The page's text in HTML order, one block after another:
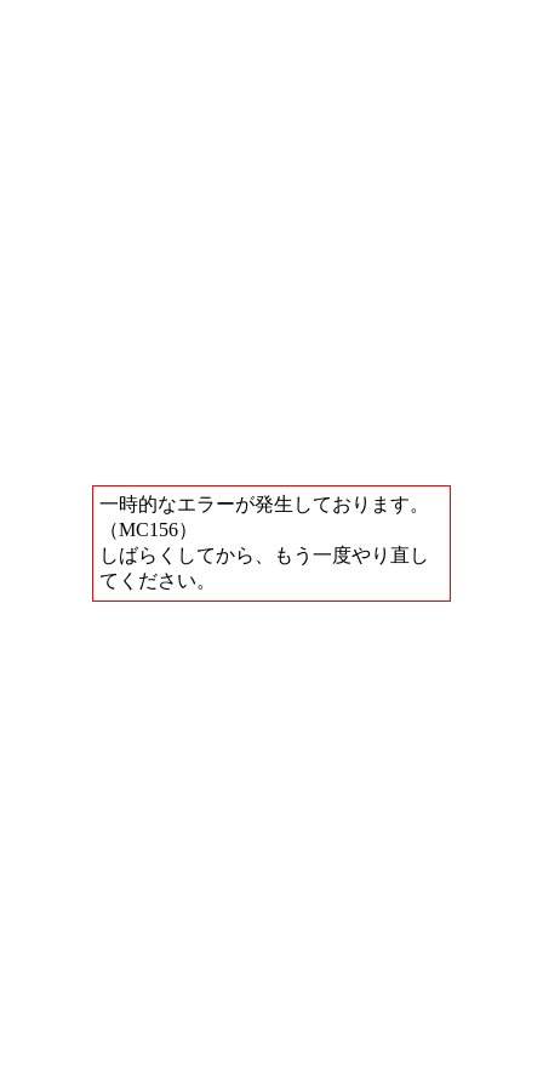
一時的なエラーが発生しております。
（MC156）
しばらくしてから、もう一度やり直し
てください。